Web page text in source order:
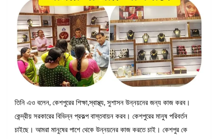
তিনি এও বলেন, কেশপুরের শিক্ষা,স্বাস্থ্য, সুশাসন উন্নয়নের জন্য কাজ করব।
কেন্দ্রীয় সরকারের বিভিন্ন প্রকল্প বাস্তবায়ন করব। কেশপুরের মানুষ পরিবর্তন
চাইছে। আমরা মানুষের পাশে থেকে উন্নয়নের কাজ করতে চাই। কেশপুর কে